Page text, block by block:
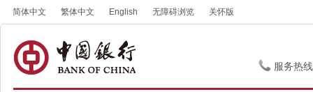
简体中文 繁体中文 English 无障碍浏览 关怀版
服务热